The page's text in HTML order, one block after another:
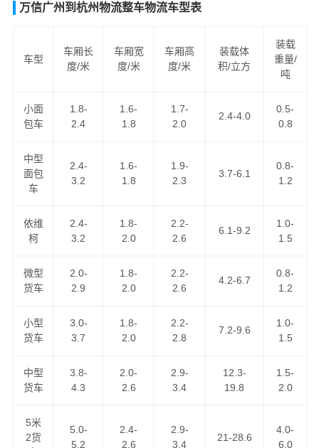
系列之一，为客户提供福州到沈阳货运专线服务，公路汽
车运输服务，为客户提供优势的福州到沈阳物流专线运输
为客户提供舒适省心放心的福州至
万信物流作为福州到沈阳物流公司
知名企业之一，运营福
服务理念，把坚持不懈的物流精神弘扬广大，得到了广大
客户的认可，现已成为我司品牌专线之一，天天通过零担
江区,仓山区,马尾区,晋安区,长乐区,闽侯县,连江县,罗源县,
闽清县,永泰县,平潭县,福清；
福州到沈阳货运公司
为工厂、贸易商、批发商等货主提供
整车、零担、大件运输、普快特快、搬家搬厂、回程车调
万信广州到杭州物流整车物流车型表
车型
车厢长
度/米
车厢宽
度/米
车厢高
度/米
装载体
积/立方
装载
重量/
吨
小面
包车
1.8-
2.4
1.6-
1.8
1.7-
2.0
2.4-4.0
0.5-
0.8
中型
面包
车
2.4-
3.2
1.6-
1.8
1.9-
2.3
3.7-6.1
0.8-
1.2
依维
柯
2.4-
3.2
1.8-
2.0
2.2-
2.6
6.1-9.2
1.0-
1.5
微型
货车
2.0-
2.9
1.8-
2.0
2.2-
2.6
4.2-6.7
0.8-
1.2
小型
货车
3.0-
3.7
1.8-
2.0
2.2-
2.8
7.2-9.6
1.0-
1.5
中型
货车
3.8-
4.3
2.0-
2.6
2.9-
3.4
12.3-
19.8
1.5-
2.0
5米
2货
5.0-
5.2
2.4-
2.6
2.9-
3.4
21-28.6
4.0-
6.0